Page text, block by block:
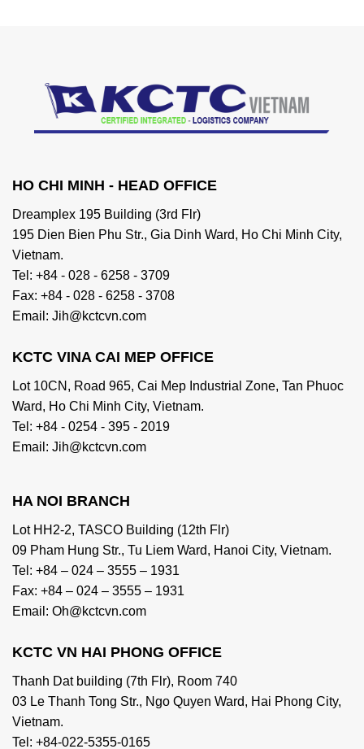
HO CHI MINH - HEAD OFFICE
Dreamplex 195 Building (3rd Flr)
195 Dien Bien Phu Str., Gia Dinh Ward, Ho Chi Minh City,
Vietnam.
Tel: +84 - 028 - 6258 - 3709
Fax: +84 - 028 - 6258 - 3708
Email: Jih@kctcvn.com
KCTC VINA CAI MEP OFFICE
Lot 10CN, Road 965, Cai Mep Industrial Zone, Tan Phuoc
Ward, Ho Chi Minh City, Vietnam.
Tel: +84 - 0254 - 395 - 2019
Email: Jih@kctcvn.com
HA NOI BRANCH
Lot HH2-2, TASCO Building (12th Flr)
09 Pham Hung Str., Tu Liem Ward, Hanoi City, Vietnam.
Tel: +84 – 024 – 3555 – 1931
Fax: +84 – 024 – 3555 – 1931
Email: Oh@kctcvn.com
KCTC VN HAI PHONG OFFICE
Thanh Dat building (7th Flr), Room 740
03 Le Thanh Tong Str., Ngo Quyen Ward, Hai Phong City,
Vietnam.
Tel: +84-022-5355-0165